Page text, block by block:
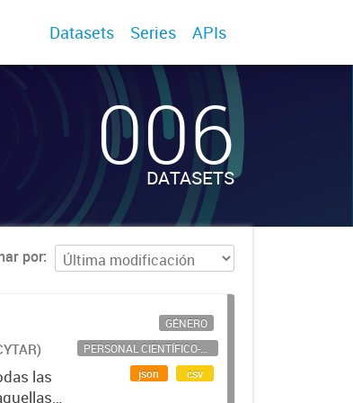
Datasets Series APIs
006
DATASETS
por
las
GÉNERO
PERSONAL CIENTÍFICO-TECNOLÓGICO
json
csv